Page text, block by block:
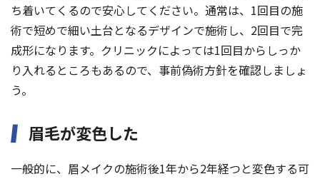
ち着いてくるので安心してください。通常は、1回目の施
術で短めで細い土台となるデザインで施術し、2回目で完
成形になります。クリニックによっては1回目からしっか
り入れるところもあるので、事前偽術方針を確認しましょ
う。
眉毛が変色した
一般的に、眉メイクの施術後1年から2年経つと変色する可